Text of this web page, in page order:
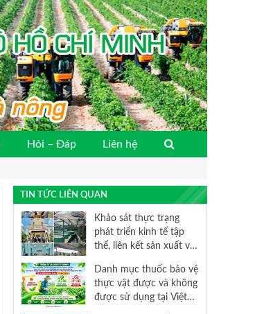
Hỏi – Đáp Liên hệ
TIN TỨC LIÊN QUAN
Khảo sát thực trạng
phát triển kinh tế tập
thể, liên kết sản xuất và
nghiệp trên địa bàn
Thành phố Hồ Chí Minh
Danh mục thuốc bảo vệ
thực vật được và không
được sử dụng tại Việt